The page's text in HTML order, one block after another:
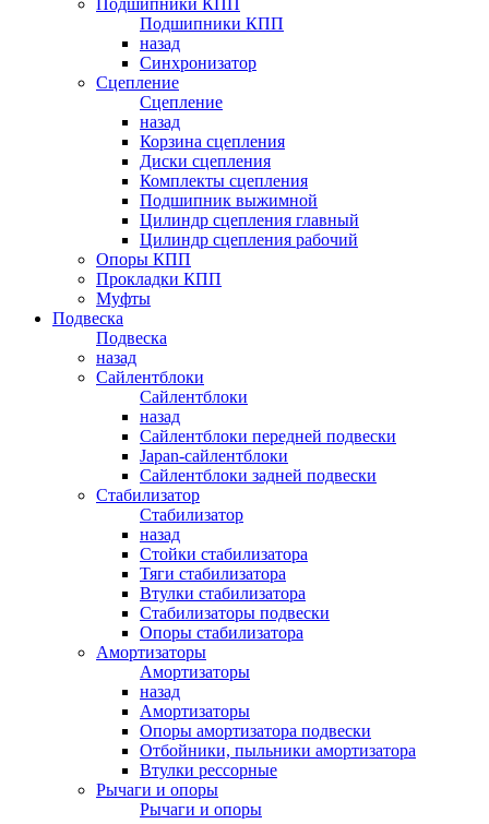
Подшипники КПП
Подшипники КПП
назад
Синхронизатор
Сцепление
Сцепление
назад
Корзина сцепления
Диски сцепления
Комплекты сцепления
Подшипник выжимной
Цилиндр сцепления главный
Цилиндр сцепления рабочий
Опоры КПП
Прокладки КПП
Муфты
Подвеска
Подвеска
назад
Сайлентблоки
Сайлентблоки
назад
Сайлентблоки передней подвески
Japan-сайлентблоки
Сайлентблоки задней подвески
Стабилизатор
Стабилизатор
назад
Стойки стабилизатора
Тяги стабилизатора
Втулки стабилизатора
Стабилизаторы подвески
Опоры стабилизатора
Амортизаторы
Амортизаторы
назад
Амортизаторы
Опоры амортизатора подвески
Отбойники, пыльники амортизатора
Втулки рессорные
Рычаги и опоры
Рычаги и опоры